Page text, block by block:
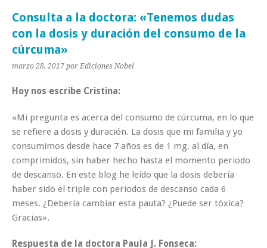
Consulta a la doctora: «Tenemos dudas
con la dosis y duración del consumo de la
cúrcuma»
marzo 28, 2017 por Ediciones Nobel
Hoy nos escribe Cristina:
«Mi pregunta es acerca del consumo de cúrcuma, en lo que
se refiere a dosis y duración. La dosis que mi familia y yo
consumimos desde hace 7 años es de 1 mg. al día, en
comprimidos, sin haber hecho hasta el momento periodo
de descanso. En este blog he leído que la dosis debería
haber sido el triple con periodos de descanso cada 6
meses. ¿Debería cambiar esta pauta? ¿Puede ser tóxica?
Gracias».
Respuesta de la doctora Paula J. Fonseca: